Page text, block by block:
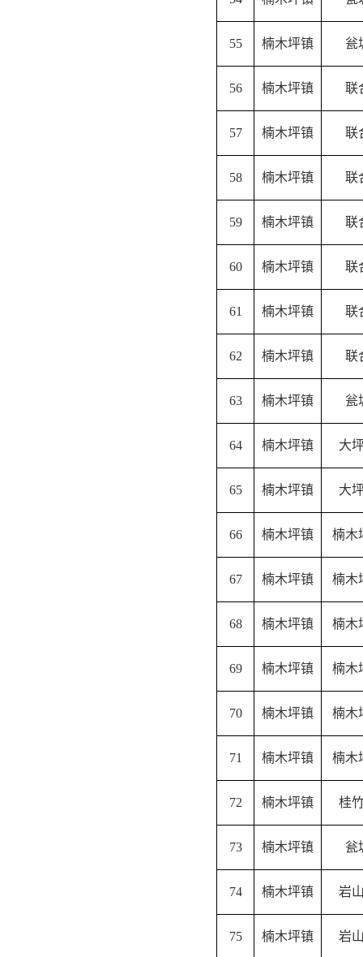
55 楠木坪镇 瓮
56 楠木坪镇 联
57 楠木坪镇 联
58 楠木坪镇 联
59 楠木坪镇 联
60 楠木坪镇 联
61 楠木坪镇 联
62 楠木坪镇 联
63 楠木坪镇 瓮
64 楠木坪镇 大
65 楠木坪镇 大
66 楠木坪镇 楠木
67 楠木坪镇 楠木
68 楠木坪镇 楠木
69 楠木坪镇 楠木
70 楠木坪镇 楠木
71 楠木坪镇 楠木
72 楠木坪镇 桂
73 楠木坪镇 瓮
74 楠木坪镇 岩
75 楠木坪镇 岩